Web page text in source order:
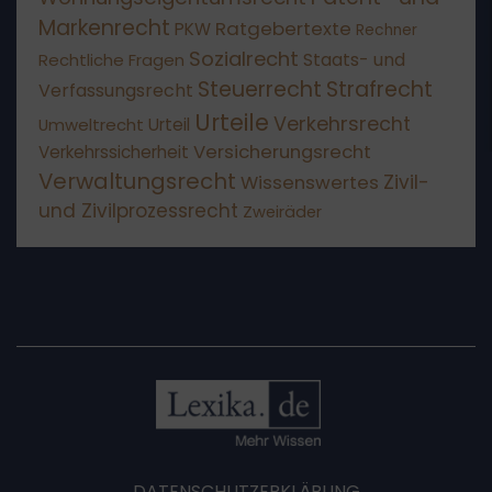
Markenrecht PKW Ratgebertexte Rechner
Rechtliche Fragen Sozialrecht Staats- und
Verfassungsrecht Steuerrecht Strafrecht
Umweltrecht Urteil Urteile Verkehrsrecht
Verkehrssicherheit Versicherungsrecht
Verwaltungsrecht Wissenswertes Zivil-
und Zivilprozessrecht Zweiräder